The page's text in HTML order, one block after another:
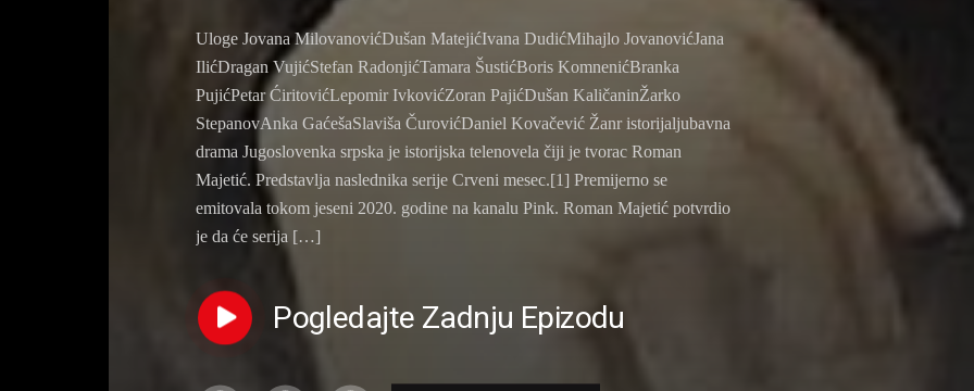
Uloge Jovana MilovanovićDušan MatejićIvana DudićMihajlo JovanovićJana
IlićDragan VujićStefan RadonjićTamara ŠustićBoris KomnenićBranka
PujićPetar ĆiritovićLepomir IvkovićZoran PajićDušan KaličaninŽarko
StepanovAnka GaćešaSlaviša ČurovićDaniel Kovačević Žanr istorijaljubavna
drama Jugoslovenka srpska je istorijska telenovela čiji je tvorac Roman
Majetić. Predstavlja naslednika serije Crveni mesec.[1] Premijerno se
emitovala tokom jeseni 2020. godine na kanalu Pink. Roman Majetić potvrdio
je da će serija […]
Pogledajte Zadnju Epizodu